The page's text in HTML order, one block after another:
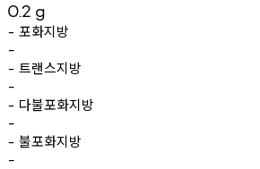
0.2 g
- 포화지방
-
- 트랜스지방
-
- 다불포화지방
-
- 불포화지방
-